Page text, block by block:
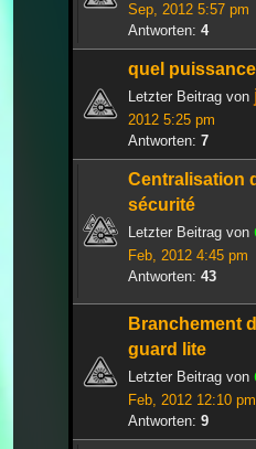
Sep, 2012 5:57 pm
Antworten: 4
quel
Letzter Beitrag von
2012 5:25 pm
Antworten: 7
Centralisation
sécurité
Letzter Beitrag von
Feb, 2012 4:45 pm
Antworten: 43
Branchement
guard lite
Letzter Beitrag von
Feb, 2012 12:10 pm
Antworten: 9